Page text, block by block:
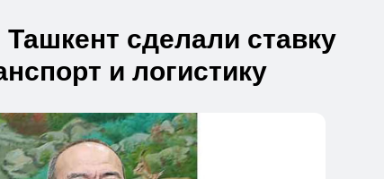
сделали ставку
и логистику